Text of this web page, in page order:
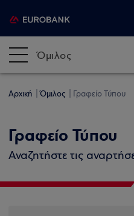
Όμιλος
Αρχική Όμιλος Γραφείο Τύπου
Γραφείο Τύπου
Αναζητήστε τις